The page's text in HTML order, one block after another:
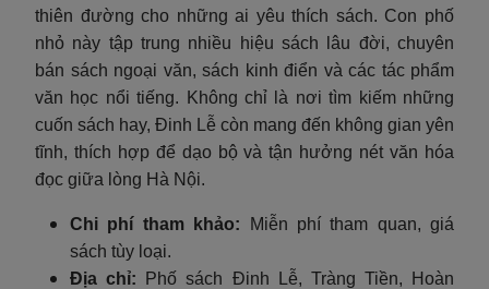
thiên đường cho những ai yêu thích sách. Con phố
nhỏ này tập trung nhiều hiệu sách lâu đời, chuyên
bán sách ngoại văn, sách kinh điển và các tác phẩm
văn học nổi tiếng. Không chỉ là nơi tìm kiếm những
cuốn sách hay, Đinh Lễ còn mang đến không gian yên
tĩnh, thích hợp để dạo bộ và tận hưởng nét văn hóa
đọc giữa lòng Hà Nội.
Chi phí tham khảo: Miễn phí tham quan, giá
sách tùy loại.
Địa chỉ: Phố sách Đinh Lễ, Tràng Tiền, Hoàn